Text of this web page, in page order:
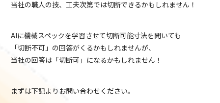
当社の職人の技、工夫次第では切断できるかもしれません！
AIに機械スペックを学習させて切断可能寸法を聞いても
「切断不可」の回答がくるかもしれませんが、
当社の回答は「切断可」になるかもしれません！
まずは下記よりお問い合わせください。